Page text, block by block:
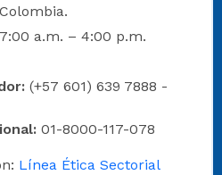
a.m. – 4:00 p.m.
(+57 601) 639 7888 -
01-8000-117-078
Línea Ética Sectorial